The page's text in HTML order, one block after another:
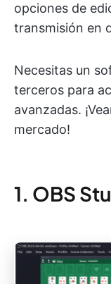
opciones de
transmisión en
Necesitas un
terceros para
avanzadas.
mercado!
1. OBS